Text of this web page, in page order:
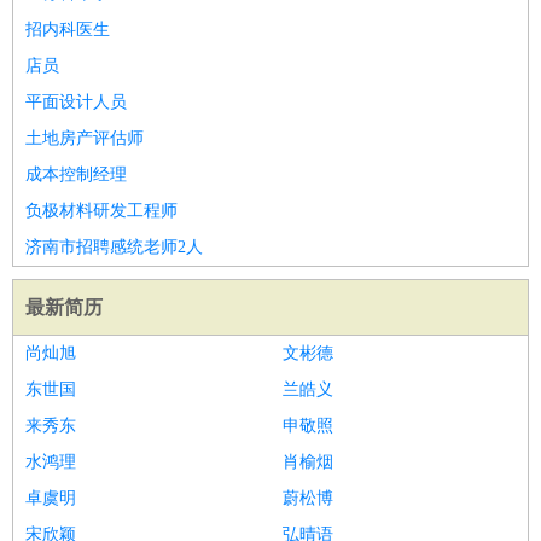
招内科医生
店员
平面设计人员
土地房产评估师
成本控制经理
负极材料研发工程师
济南市招聘感统老师2人
最新简历
尚灿旭
文彬德
东世国
兰皓义
来秀东
申敬照
水鸿理
肖榆烟
卓虞明
蔚松博
宋欣颖
弘晴语